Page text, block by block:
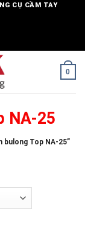
CỤ CẦM TAY
0
NA-25
bulong Top NA-25”